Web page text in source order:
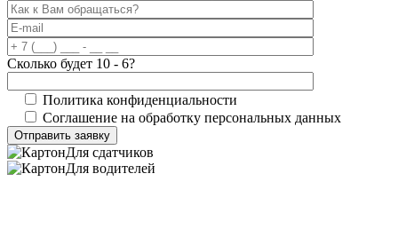
Сколько будет 10 - 6?
Политика конфиденциальности
Соглашение на обработку персональных данных
Для сдатчиков
Для водителей